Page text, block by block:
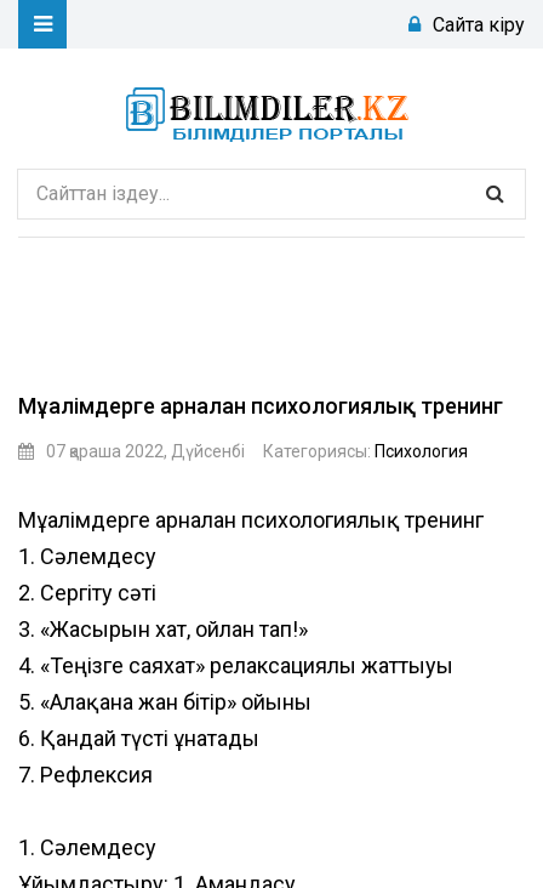
Сайтқа кіру
Мұғалімдерге арналған психологиялық тренинг
07 қараша 2022, Дүйсенбі Категориясы: Психология
Мұғалімдерге арналған психологиялық тренинг
1. Сәлемдесу
2. Сергіту сәті
3. «Жасырын хат, ойлан тап!»
4. «Теңізге саяхат» релаксациялы жаттығуы
5. «Алақанға жан бітір» ойыны
6. Қандай түсті ұнатады
7. Рефлексия
1. Сәлемдесу